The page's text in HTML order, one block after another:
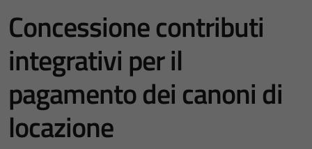
Concessione contributi
integrativi per il
pagamento dei canoni di
locazione